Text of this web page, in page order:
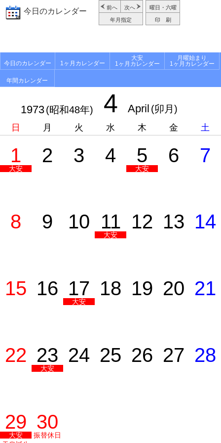
今日のカレンダー 前へ 次へ
年月指定
曜日・六曜
印 刷
今日のカレンダー 1ヶ月カレンダー
大安
1ヶ月カレンダー
月曜始まり
1ヶ月カレンダー
年間カレンダー
1973(昭和48年) 4 April (卯月)
日 月 火 水 木 金 土
1
大安
2 3 4 5
大安
6 7
8 9 10 11
大安
12 13 14
15 16 17
大安
18 19 20 21
22 23
大安
24 25 26 27 28
29
大安
30
振替休日